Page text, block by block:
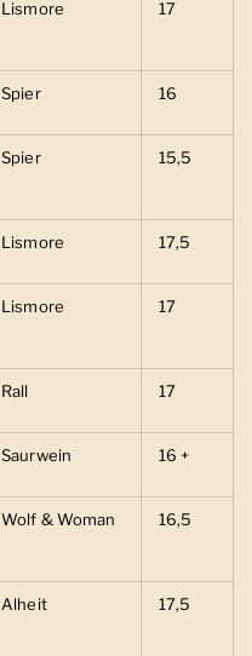
Lismore 17
Spier 16
Spier 15,5
Lismore 17,5
Lismore 17
Rall 17
Saurwein 16 +
Wolf & Woman 16,5
Alheit 17,5